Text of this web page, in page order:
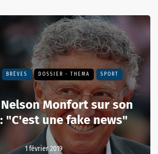
BRÈVES DOSSIER - THEMA SPORT
Nelson Monfort sur son
"C'est une fake news"
1 février 2019